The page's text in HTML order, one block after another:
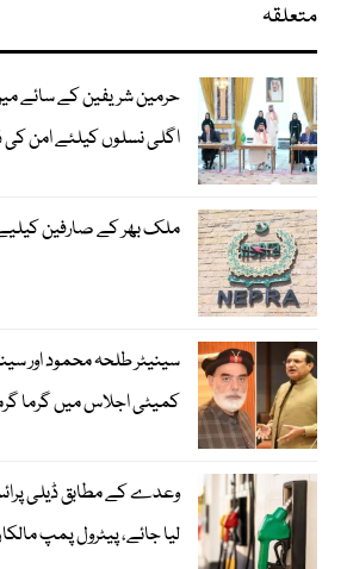
متعلقہ
حرمین شریفین کے سائے
اگلی نسلوں کیلئے امن کی
ملک بھر کے صارفین
سینیٹر طلحہ محمود اور
کمیٹی اجلاس میں گرما
وعدے کے مطابق ڈیلی
لیا جائے، پیٹرول پمپ